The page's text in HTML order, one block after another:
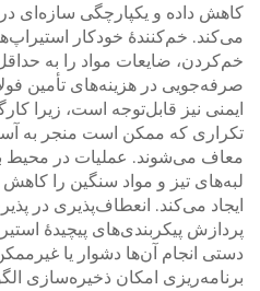
کاهش داده و یکپارچگی سازه‌ای
می‌کند. خم‌کنندهٔ خودکار
خم‌کردن، ضایعات مواد را به
صرفه‌جویی در هزینه‌های تأمین
ایمنی نیز قابل‌توجه است، زیرا
تکراری که ممکن است منجر به
معاف می‌شوند. عملیات در محیط
لبه‌های تیز و مواد سنگین را
ایجاد می‌کند. انعطاف‌پذیری در
پردازش پیکربندی‌های پیچیدهٔ
دستی انجام آن‌ها دشوار یا
برنامه‌ریزی امکان ذخیره‌سازی